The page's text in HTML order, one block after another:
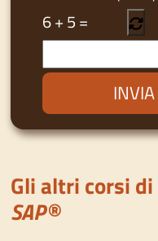
6+5=
Gli altri corsi di
SAP®